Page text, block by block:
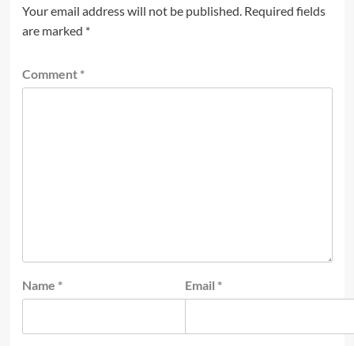
Your email address will not be published. Required fields
are marked *
Comment *
Name * Email *